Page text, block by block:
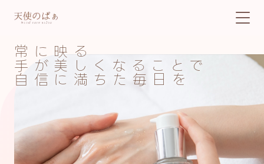
常に映る
手が美しくなることで
自信に満ちた毎日を